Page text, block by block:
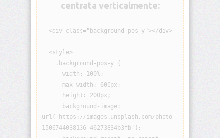
background
background-
attachment
background-
blend-
mode
background-
clip
centrata verticalmente:
url('https://images.unsplash.com/photo-
1506744038136-46273834b3fb');